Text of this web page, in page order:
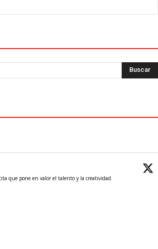
que pone en valor el talento y la creatividad.